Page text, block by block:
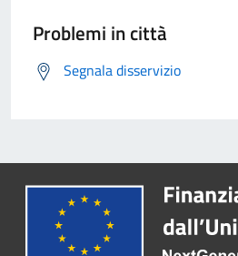
Problemi in città
Segnala disservizio